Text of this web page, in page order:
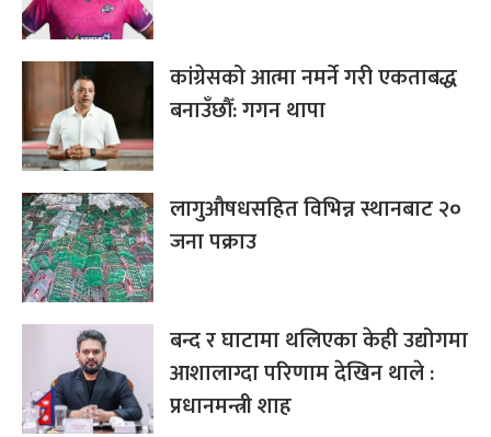
कांग्रेसको आत्मा नमर्ने गरी एकताबद्ध
बनाउँछौँ: गगन थापा
लागुऔषधसहित विभिन्न स्थानबाट २०
जना पक्राउ
बन्द र घाटामा थलिएका केही उद्योगमा
आशालाग्दा परिणाम देखिन थाले :
प्रधानमन्त्री शाह